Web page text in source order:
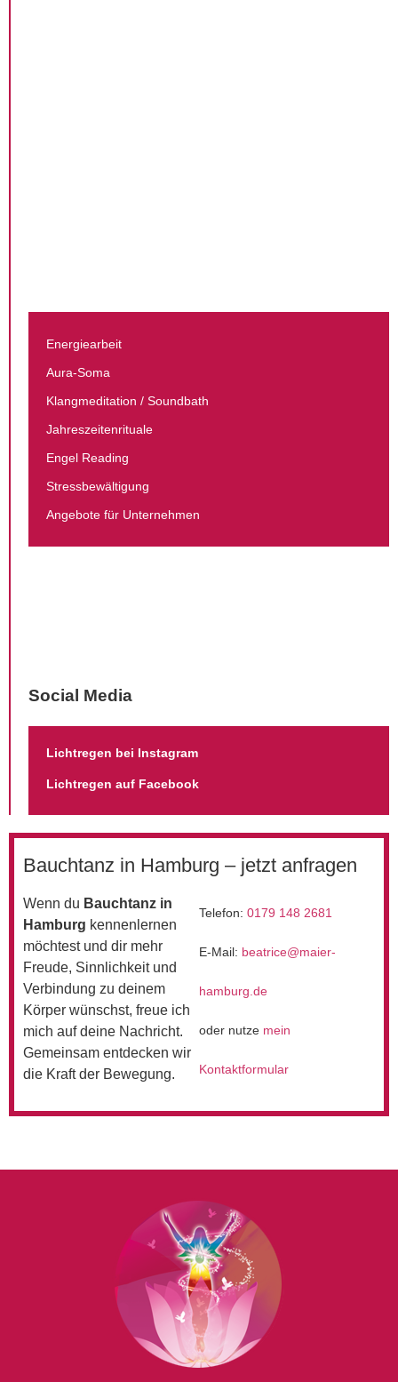
Energiearbeit
Aura-Soma
Klang­meditation / Soundbath
Jahreszeiten­rituale
Engel Reading
Stressbewältigung
Angebote für Unternehmen
Social Media
Lichtregen bei Instagram
Lichtregen auf Facebook
Bauchtanz in Hamburg – jetzt anfragen
Wenn du Bauchtanz in
Hamburg kennenlernen
möchtest und dir mehr
Freude, Sinnlichkeit und
Verbindung zu deinem
Körper wünschst, freue ich
mich auf deine Nachricht.
Gemeinsam entdecken wir
die Kraft der Bewegung.
Telefon: 0179 148 2681
E-Mail: beatrice@maier-
hamburg.de
oder nutze mein
Kontaktformular